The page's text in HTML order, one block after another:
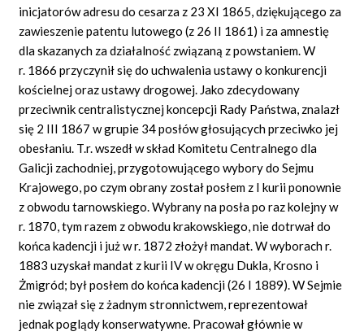
inicjatorów adresu do cesarza z 23 XI 1865, dziękującego za
zawieszenie patentu lutowego (z 26 II 1861) i za amnestię
dla skazanych za działalność związaną z powstaniem. W
r. 1866 przyczynił się do uchwalenia ustawy o konkurencji
kościelnej oraz ustawy drogowej. Jako zdecydowany
przeciwnik centralistycznej koncepcji Rady Państwa, znalazł
się 2 III 1867 w grupie 34 posłów głosujących przeciwko jej
obesłaniu. T.r. wszedł w skład Komitetu Centralnego dla
Galicji zachodniej, przygotowującego wybory do Sejmu
Krajowego, po czym obrany został posłem z I kurii ponownie
z obwodu tarnowskiego. Wybrany na posła po raz kolejny w
r. 1870, tym razem z obwodu krakowskiego, nie dotrwał do
końca kadencji i już w r. 1872 złożył mandat. W wyborach r.
1883 uzyskał mandat z kurii IV w okręgu Dukla, Krosno i
Żmigród; był posłem do końca kadencji (26 I 1889). W Sejmie
nie związał się z żadnym stronnictwem, reprezentował
jednak poglądy konserwatywne. Pracował głównie w